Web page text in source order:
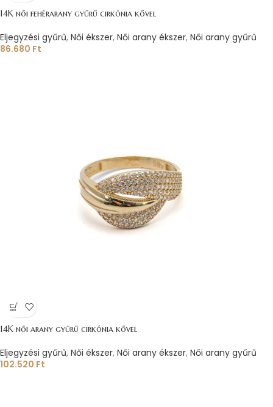
14K női fehérarany gyűrű cirkónia kővel
Eljegyzési gyűrű, Női ékszer, Női arany ékszer, Női arany gyűrű
86.680 Ft
14K női arany gyűrű cirkónia kővel
Eljegyzési gyűrű, Női ékszer, Női arany ékszer, Női arany gyűrű
102.520 Ft